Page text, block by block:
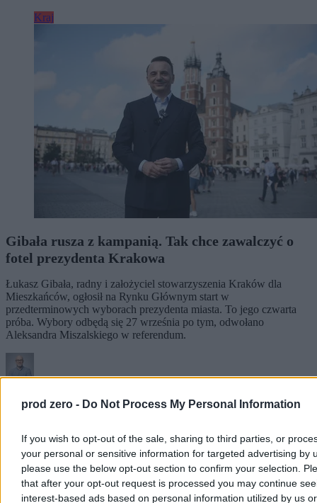
prod zero - Do Not Process My Personal Information
If you wish to opt-out of the sale, sharing to third parties, or
your personal or sensitive information for targeted advertising by
please use the below opt-out section to confirm your selection.
that after your opt-out request is processed you may continue
interest-based ads based on personal information utilized by us or
Kraj
Gibała rusza z kampanią. Tak chce zawalczyć o
fotel prezydenta Krakowa
Łukasz Gibała, radny i założyciel stowarzyszenia Kraków dla
Mieszkańców, ogłosił na Rynku Głównym start w
przedterminowych wyborach prezydenta miasta. To jego czwarta
próba. Wybory odbędą się 27 września po tym, odwołano
Aleksandra Miszalskiego w referendum.
Wczoraj 20:32
Kraj